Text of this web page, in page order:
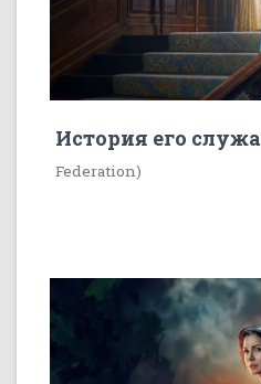
История его
Federation)